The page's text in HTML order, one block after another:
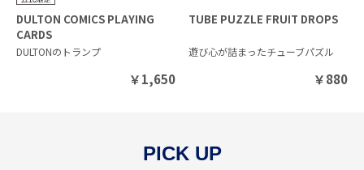
DULTON COMICS PLAYING
CARDS
DULTONのトランプ
￥1,650
TUBE PUZZLE FRUIT DROPS
遊び心が詰まったチューブパズル
￥880
PICK UP